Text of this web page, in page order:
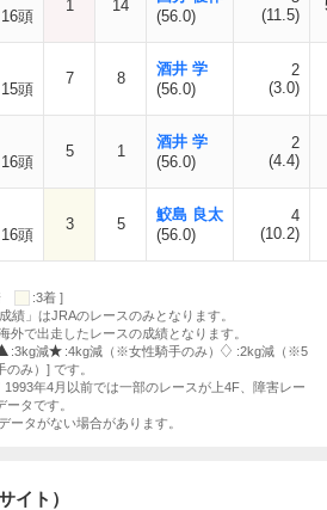
頭
1 14
(56.0)
(11.5)
頭
7 8
酒井 学
(56.0)
2
(3.0)
頭
5 1
酒井 学
(56.0)
2
(4.4)
頭
3 5
鮫島 良太
(56.0)
4
(10.2)
:3着 ]
」はJRAのレースのみとなります。
で出走したレースの成績となります。
:3kg減 :4kg減（※女性騎手のみ）
:2kg減（※5
み）] です。
年4月以前では一部のレースが上4F、障害レー
タです。
タがない場合があります。
イト）